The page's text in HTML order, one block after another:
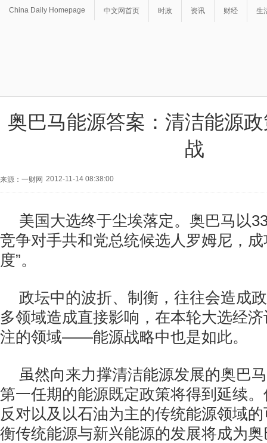
China Daily Homepage 中文网首页 时政 资讯 财经 生
奥巴马能源答案：清洁能源
战
来源：一财网 2012-11-14 08:38:00
美国大选终于尘埃落定。奥巴马以
竞争对手共和党总统候选人罗姆尼，
度”。
政坛中的波折、制衡，往往会造成
多领域造成直接影响，在本轮大选经
注的领域――能源战略中也是如此。
虽然向来力撑清洁能源发展的奥巴
第一任期的能源既定政策将得到延续
反对以及以石油为主的传统能源领域
衡传统能源与新兴能源的发展将成为